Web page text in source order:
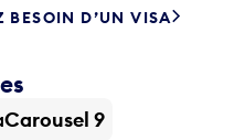
BESOIN D’UN VISA
Carousel 9